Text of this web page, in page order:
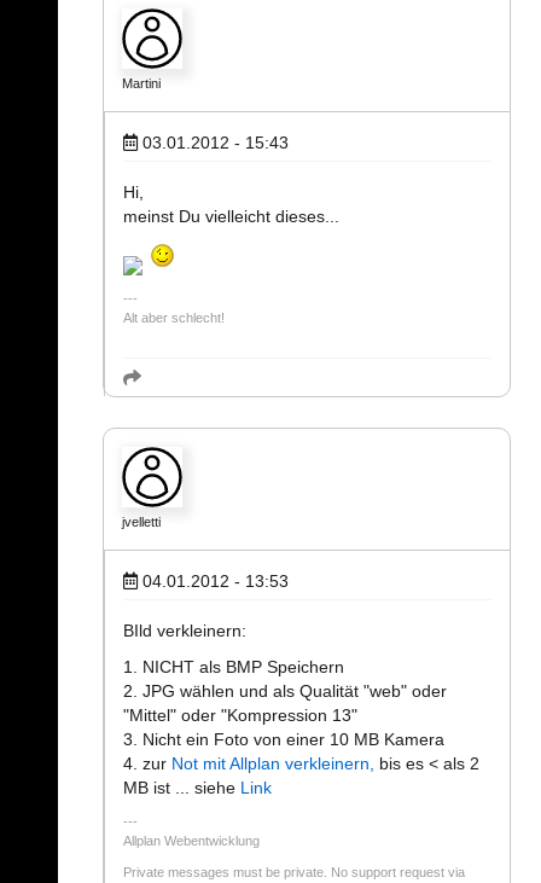
Martini
03.01.2012 - 15:43
Hi,
meinst Du vielleicht dieses...
Alt aber schlecht!
jvelletti
04.01.2012 - 13:53
BIld verkleinern:
1. NICHT als BMP Speichern
2. JPG wählen und als Qualität "web" oder
"Mittel" oder "Kompression 13"
3. Nicht ein Foto von einer 10 MB Kamera
4. zur Not mit Allplan verkleinern,
bis es < als 2
MB ist ... siehe Link
Allplan Webentwicklung
Private messages must be private. No support request via